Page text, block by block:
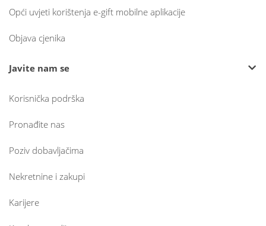
Opći uvjeti korištenja e-gift mobilne aplikacije
Objava cjenika
Javite nam se
Korisnička podrška
Pronađite nas
Poziv dobavljačima
Nekretnine i zakupi
Karijere